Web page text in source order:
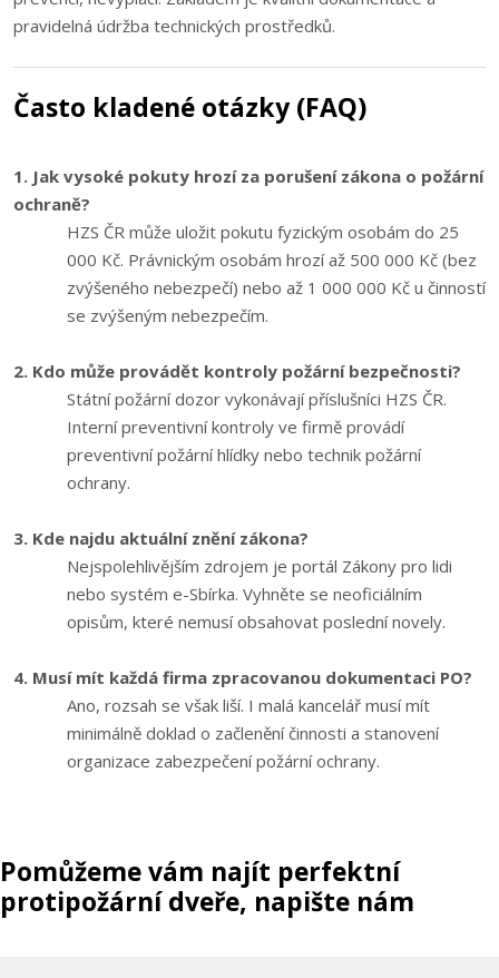
pravidelná údržba technických prostředků.
Často kladené otázky (FAQ)
1. Jak vysoké pokuty hrozí za porušení zákona o požární
ochraně?
HZS ČR může uložit pokutu fyzickým osobám do 25
000 Kč. Právnickým osobám hrozí až 500 000 Kč (bez
zvýšeného nebezpečí) nebo až 1 000 000 Kč u činností
se zvýšeným nebezpečím.
2. Kdo může provádět kontroly požární bezpečnosti?
Státní požární dozor vykonávají příslušníci HZS ČR.
Interní preventivní kontroly ve firmě provádí
preventivní požární hlídky nebo technik požární
ochrany.
3. Kde najdu aktuální znění zákona?
Nejspolehlivějším zdrojem je portál Zákony pro lidi
nebo systém e-Sbírka. Vyhněte se neoficiálním
opisům, které nemusí obsahovat poslední novely.
4. Musí mít každá firma zpracovanou dokumentaci PO?
Ano, rozsah se však liší. I malá kancelář musí mít
minimálně doklad o začlenění činnosti a stanovení
organizace zabezpečení požární ochrany.
Pomůžeme vám najít perfektní
protipožární dveře, napište nám